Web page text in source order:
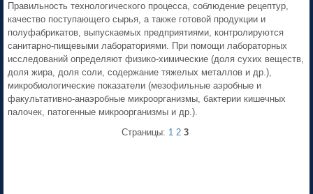
Правильность технологического процесса, соблюдение рецептур,
качество поступающего сырья, а также готовой продукции и
полуфабрикатов, выпускаемых предприятиями, контролируются
санитарно-пищевыми лабораториями. При помощи лабораторных
исследований определяют физико-химические (доля сухих веществ,
доля жира, доля соли, содержание тяжелых металлов и др.),
микробиологические показатели (мезофильные аэробные и
факультативно-анаэробные микроорганизмы, бактерии кишечных
палочек, патогенные микроорганизмы и др.).
Страницы: 1 2 3